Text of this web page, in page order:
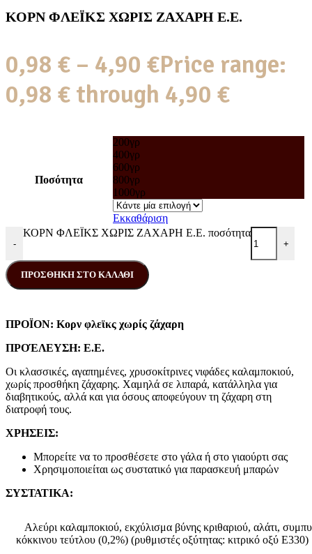
ΚΟΡΝ ΦΛΕΪΚΣ ΧΩΡΙΣ ΖΑΧΑΡΗ Ε.Ε.
0,98 € – 4,90 €Price range:
0,98 € through 4,90 €
Ποσότητα
200γρ
400γρ
600γρ
800γρ
1000γρ
Εκκαθάριση
-
ΚΟΡΝ ΦΛΕΪΚΣ ΧΩΡΙΣ ΖΑΧΑΡΗ Ε.Ε. ποσότητα
+
ΠΡΟΣΘΉΚΗ ΣΤΟ ΚΑΛΆΘΙ
ΠΡΟΪΟΝ: Κορν φλεϊκς χωρίς ζάχαρη
ΠΡΟΈΛΕΥΣΗ: Ε.Ε.
Οι κλασσικές, αγαπημένες, χρυσοκίτρινες νιφάδες καλαμποκιού,
χωρίς προσθήκη ζάχαρης. Χαμηλά σε λιπαρά, κατάλληλα για
διαβητικούς, αλλά και για όσους αποφεύγουν τη ζάχαρη στη
διατροφή τους.
ΧΡΗΣΕΙΣ:
Μπορείτε να το προσθέσετε στο γάλα ή στο γιαούρτι σας
Χρησιμοποιείται ως συστατικό για παρασκευή μπαρών
ΣΥΣΤΑΤΙΚΑ:
Αλεύρι καλαμποκιού, εκχύλισμα βύνης κριθαριού, αλάτι,
κόκκινου τεύτλου (0,2%) (ρυθμιστές οξύτητας: κιτρικό οξύ E330)